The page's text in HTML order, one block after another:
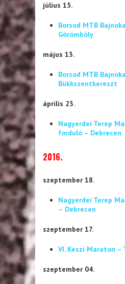
július 15.
Borsod MTB
Görömböly
május 13.
Borsod MTB
Bükkszentkereszt
április 23.
Nagyerdei Terep
forduló – Debrecen
2016.
szeptember 18.
Nagyerdei Terep
– Debrecen
szeptember 17.
VI. Keszi Maraton –
szeptember 04.